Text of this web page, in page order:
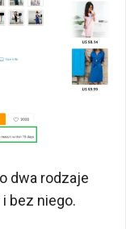
dwa rodzaje
bez niego.